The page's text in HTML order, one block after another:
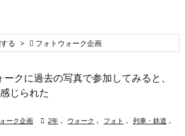
る >  フォトウォーク企画
クに過去の写真で参加してみると、
じられた
ーク企画  2年 , ウォーク , フォト , 列車・鉄道 ,